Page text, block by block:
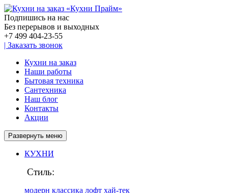
Подпишись на нас
Без перерывов и выходных
+7 499 404-23-55
| Заказать звонок
Кухни на заказ
Наши работы
Бытовая техника
Сантехника
Наш блог
Контакты
Акции
Развернуть меню
КУХНИ
Стиль:
модерн классика лофт хай-тек